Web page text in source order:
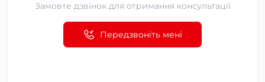
Замовте дзвінок для отримання консультації
Передзвоніть мені